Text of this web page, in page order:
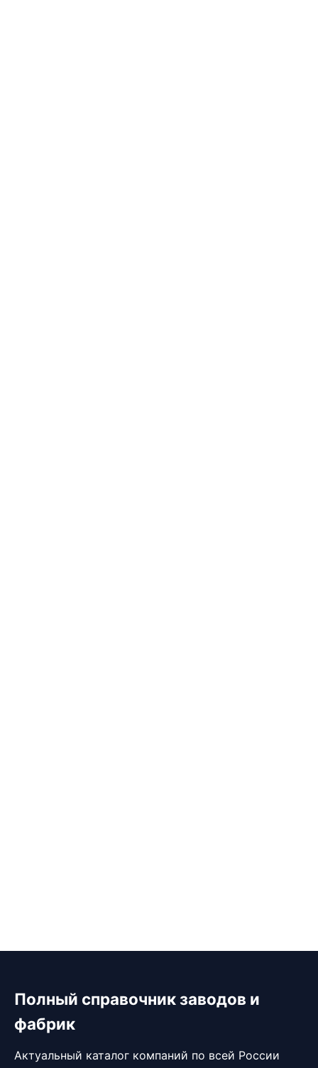
Полный справочник заводов и
фабрик
Актуальный каталог компаний по всей России